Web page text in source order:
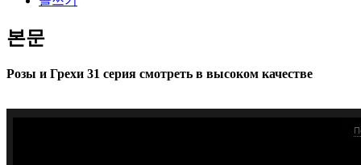
본문
Розы и Грехи 31 серия смотреть в высоком качестве